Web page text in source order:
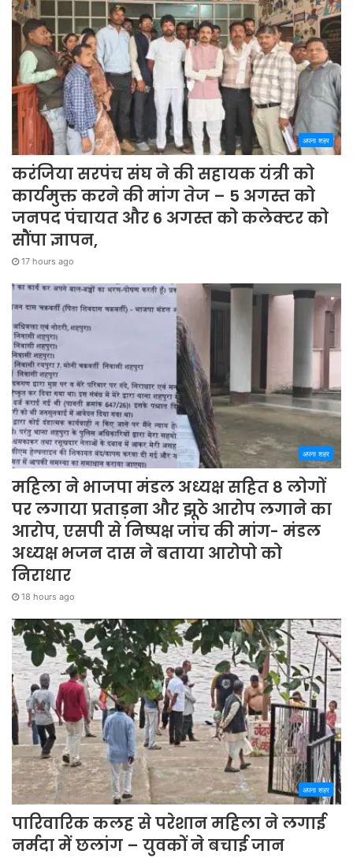
अपना शहर
करंजिया सरपंच संघ ने की सहायक यंत्री को
कार्यमुक्त करने की मांग तेज – 5 अगस्त को
जनपद पंचायत और 6 अगस्त को कलेक्टर को
सौंपा ज्ञापन,
17 hours ago
अपना शहर
महिला ने भाजपा मंडल अध्यक्ष सहित 8 लोगों
पर लगाया प्रताड़ना और झूठे आरोप लगाने का
आरोप, एसपी से निष्पक्ष जांच की मांग- मंडल
अध्यक्ष भजन दास ने बताया आरोपो को
निराधार
18 hours ago
अपना शहर
पारिवारिक कलह से परेशान महिला ने लगाई
नर्मदा में छलांग – युवकों ने बचाई जान